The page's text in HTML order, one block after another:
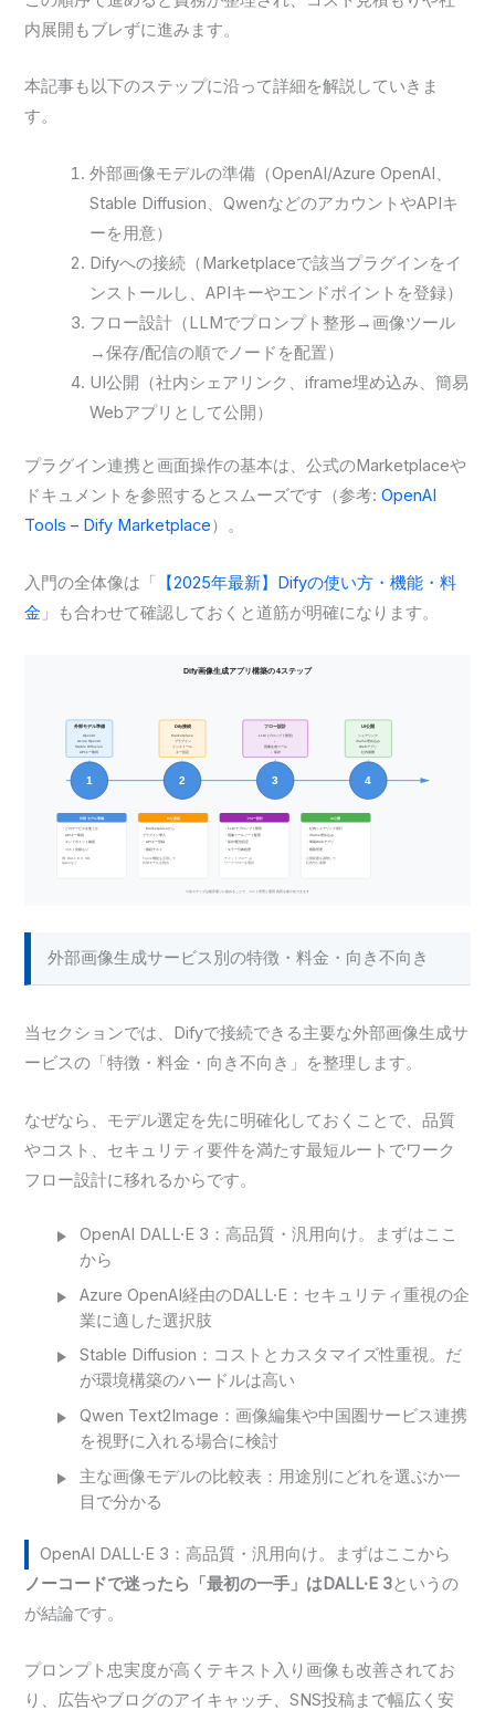
内展開もブレずに進みます。
本記事も以下のステップに沿って詳細を解説していきま
す。
外部画像モデルの準備（OpenAI/Azure OpenAI、
Stable Diffusion、QwenなどのアカウントやAPIキ
ーを用意）
Difyへの接続（Marketplaceで該当プラグインをイ
ンストールし、APIキーやエンドポイントを登録）
フロー設計（LLMでプロンプト整形→画像ツール
→保存/配信の順でノードを配置）
UI公開（社内シェアリンク、iframe埋め込み、簡易
Webアプリとして公開）
プラグイン連携と画面操作の基本は、公式のMarketplaceや
ドキュメントを参照するとスムーズです（参考:OpenAI
Tools – Dify Marketplace）。
入門の全体像は「 【2025年最新】Difyの使い方・機能・料
金 」も合わせて確認しておくと道筋が明確になります。
外部画像生成サービス別の特徴・料金・向き不向き
当セクションでは、Difyで接続できる主要な外部画像生成サ
ービスの「特徴・料金・向き不向き」を整理します。
なぜなら、モデル選定を先に明確化しておくことで、品質
やコスト、セキュリティ要件を満たす最短ルートでワーク
フロー設計に移れるからです。
OpenAI DALL·E 3：高品質・汎用向け。まずはここ
から
Azure OpenAI経由のDALL·E：セキュリティ重視の企
業に適した選択肢
Stable Diffusion：コストとカスタマイズ性重視。だ
が環境構築のハードルは高い
Qwen Text2Image：画像編集や中国圏サービス連携
を視野に入れる場合に検討
主な画像モデルの比較表：用途別にどれを選ぶか一
目で分かる
OpenAI DALL·E 3：高品質・汎用向け。まずはここから
ノーコードで迷ったら「最初の一手」はDALL·E 3というの
が結論です。
プロンプト忠実度が高くテキスト入り画像も改善されてお
り、広告やブログのアイキャッチ、SNS投稿まで幅広く安